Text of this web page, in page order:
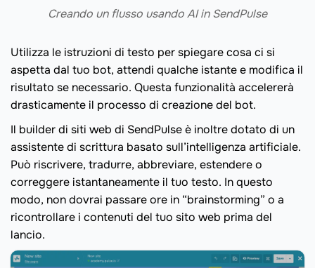
Creando un flusso usando AI in SendPulse
Utilizza le istruzioni di testo per spiegare cosa ci si
aspetta dal tuo bot, attendi qualche istante e modifica il
risultato se necessario. Questa funzionalità accelererà
drasticamente il processo di creazione del bot.
Il builder di siti web di SendPulse è inoltre dotato di un
assistente di scrittura basato sull’intelligenza artificiale.
Può riscrivere, tradurre, abbreviare, estendere o
correggere istantaneamente il tuo testo. In questo
modo, non dovrai passare ore in “brainstorming” o a
ricontrollare i contenuti del tuo sito web prima del
lancio.